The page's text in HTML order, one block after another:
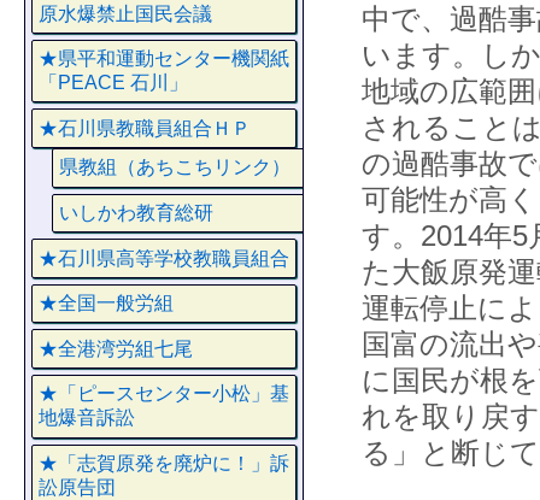
中で、過酷
います。し
地域の広範
されること
の過酷事故
可能性が高
す。2014年5
た大飯原発
運転停止に
国富の流出
に国民が根
れを取り戻
る」と断じ
原水爆禁止国民会議
★県平和運動センター機関紙
「PEACE 石川」
★石川県教職員組合ＨＰ
県教組（あちこちリンク）
いしかわ教育総研
★石川県高等学校教職員組合
★全国一般労組
★全港湾労組七尾
★「ピースセンター小松」基
地爆音訴訟
★「志賀原発を廃炉に！」訴
訟原告団